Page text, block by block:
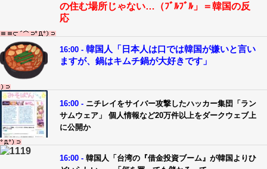
の住む場所じゃない…（ﾌﾞﾙﾌﾞﾙ」＝韓国の反
応
16:00 - 韓国人「日本人は口では韓国が嫌いと言い
ますが、鍋はキムチ鍋が大好きです」
16:00 - ニチレイをサイバー攻撃したハッカー集団「ラン
サムウェア」 個人情報など20万件以上をダークウェブ上
に公開か
16:00 - 韓国人「台湾の『借金投資ブーム』が韓国よりひ